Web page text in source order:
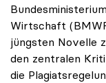
Wirtschaft
jüngsten Novelle
den zentralen
die